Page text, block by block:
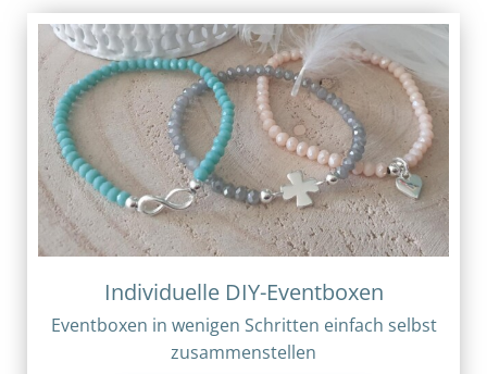
Individuelle DIY-Eventboxen
Eventboxen in wenigen Schritten einfach selbst
zusammenstellen